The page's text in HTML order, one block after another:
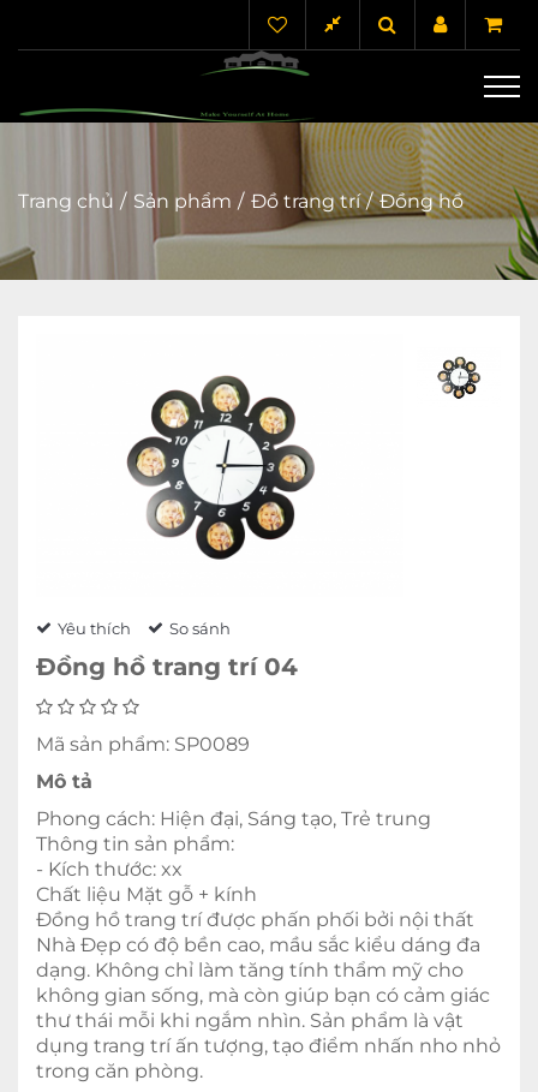
Trang chủ Sản phẩm Đồ trang trí Đồng hồ
Yêu thích So sánh
Đồng hồ trang trí 04
Mã sản phẩm: SP0089
Mô tả
Phong cách: Hiện đại, Sáng tạo, Trẻ trung
Thông tin sản phẩm:
- Kích thước: xx
Chất liệu Mặt gỗ + kính
Đồng hồ trang trí được phấn phối bởi nội thất
Nhà Đẹp có độ bền cao, mầu sắc kiểu dáng đa
dạng. Không chỉ làm tăng tính thẩm mỹ cho
không gian sống, mà còn giúp bạn có cảm giác
thư thái mỗi khi ngắm nhìn. Sản phẩm là vật
dụng trang trí ấn tượng, tạo điểm nhấn nho nhỏ
trong căn phòng.